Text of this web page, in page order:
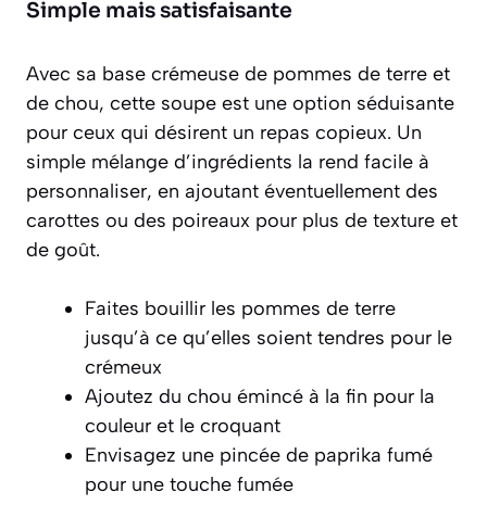
Simple mais satisfaisante
Avec sa base crémeuse de pommes de terre et
de chou, cette soupe est une option séduisante
pour ceux qui désirent un repas copieux. Un
simple mélange d’ingrédients la rend facile à
personnaliser, en ajoutant éventuellement des
carottes ou des poireaux pour plus de texture et
de goût.
Faites bouillir les pommes de terre
jusqu’à ce qu’elles soient tendres pour le
crémeux
Ajoutez du chou émincé à la fin pour la
couleur et le croquant
Envisagez une pincée de paprika fumé
pour une touche fumée